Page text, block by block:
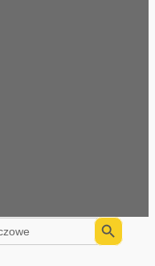
Search Button